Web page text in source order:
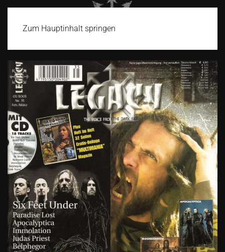
Zum Hauptinhalt springen